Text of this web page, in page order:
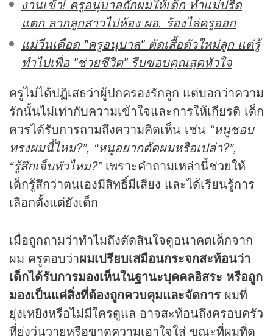
งานเข้า! ครูอนุบาลถักผมให้เด็ก ทำแม่ปรี๊ด
แตก ลากลูกสาวไปห้อง ผอ. ร้องไล่ครูออก
แม่วีนเดือด "ครูอนุบาล" ตัดเสื้อตัวใหม่ลูก แต่รู้
ทำไปเพื่อ "ช่วยชีวิต" รีบขอบคุณสุดหัวใจ
ครูไม่ได้ปฏิเสธว่าผู้ปกครองรักลูก แต่บอกว่าความ
รักนั้นไม่เท่ากับความเข้าใจและการให้เกียรติ เด็ก
ควรได้รับการถามถึงความคิดเห็น เช่น “หนูชอบ
ทรงผมนี้ไหม?”, “หนูอยากตัดผมหรือเปล่า?”,
“รู้สึกเจ็บหัวไหม?”เพราะคำถามเหล่านี้ช่วยให้
เด็กรู้สึกว่าตนเองมีสิทธิ์มีเสียง และได้เรียนรู้การ
เลือกตั้งแต่ยังเด็ก
เมื่อถูกถามว่าทำไมถึงตัดสินใจดูอนาคตเด็กจาก
ผม ครูตอบว่าผมเปรียบเสมือนกระจกสะท้อนว่า
เด็กได้รับการมองเห็นในฐานะบุคคลอิสระ หรือถูก
มองเป็นแค่สิ่งที่ต้องถูกควบคุมและจัดการ ผมที่
ยุ่งเหยิงหรือไม่มีใครดูแล อาจสะท้อนถึงครอบครัว
ที่ยุ่งวุ่นวายหรือขาดความเอาใจใส่ ขณะที่ผมที่ดู